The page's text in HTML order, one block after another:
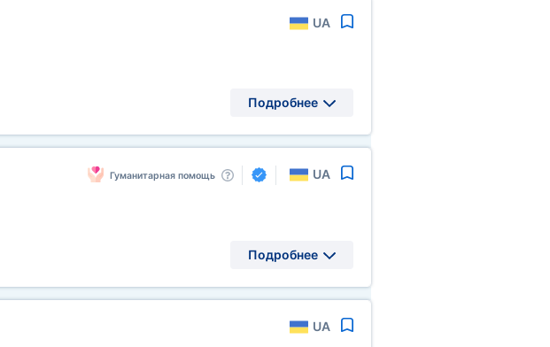
UA
Подробнее
Гуманитарная помощь UA
Подробнее
UA